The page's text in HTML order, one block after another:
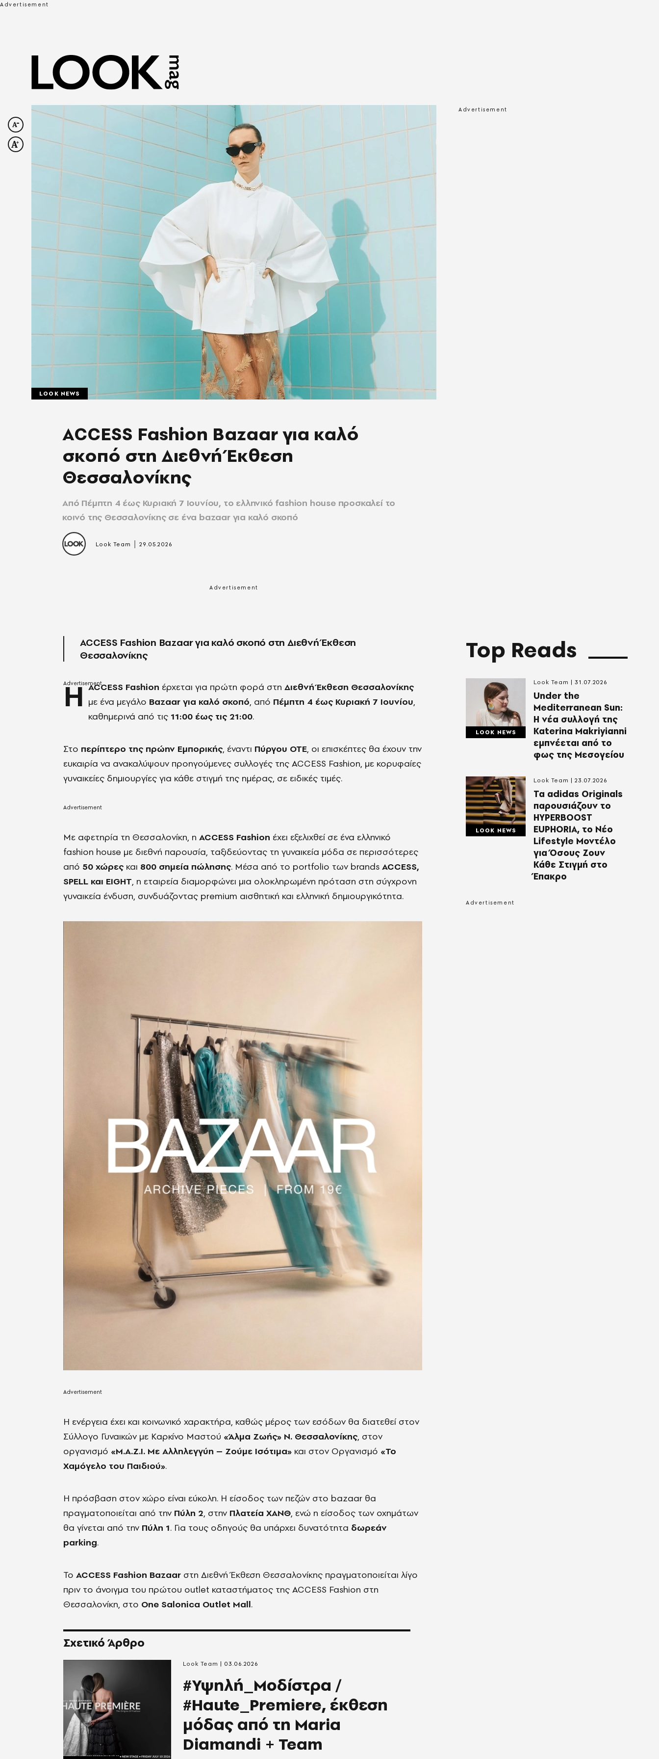
LOOK NEWS
ACCESS Fashion Bazaar για καλό
σκοπό στη Διεθνή Έκθεση
Θεσσαλονίκης
Από Πέμπτη 4 έως Κυριακή 7 Ιουνίου, το ελληνικό fashion house προσκαλεί το
κοινό της Θεσσαλονίκης σε ένα bazaar για καλό σκοπό
Look Team |29.05.2026
ACCESS Fashion Bazaar για καλό σκοπό στη Διεθνή Έκθεση
Θεσσαλονίκης
Η ACCESS Fashion έρχεται για πρώτη φορά στη Διεθνή Έκθεση Θεσσαλονίκης
με ένα μεγάλο Bazaar για καλό σκοπό, από Πέμπτη 4 έως Κυριακή 7 Ιουνίου,
καθημερινά από τις 11:00 έως τις 21:00.
Στο περίπτερο της πρώην Εμπορικής, έναντι Πύργου ΟΤΕ, οι επισκέπτες θα έχουν την
ευκαιρία να ανακαλύψουν προηγούμενες συλλογές της ACCESS Fashion, με κορυφαίες
γυναικείες δημιουργίες για κάθε στιγμή της ημέρας, σε ειδικές τιμές.
Με αφετηρία τη Θεσσαλονίκη, η ACCESS Fashion έχει εξελιχθεί σε ένα ελληνικό
fashion house με διεθνή παρουσία, ταξιδεύοντας τη γυναικεία μόδα σε περισσότερες
από 50 χώρες και 800 σημεία πώλησης. Μέσα από το portfolio των brands ACCESS,
SPELL και EIGHT, η εταιρεία διαμορφώνει μια ολοκληρωμένη πρόταση στη σύγχρονη
γυναικεία ένδυση, συνδυάζοντας premium αισθητική και ελληνική δημιουργικότητα.
Η ενέργεια έχει και κοινωνικό χαρακτήρα, καθώς μέρος των εσόδων θα διατεθεί στον
Σύλλογο Γυναικών με Καρκίνο Μαστού «Άλμα Ζωής» Ν. Θεσσαλονίκης, στον
οργανισμό «Μ.Α.Ζ.Ι. Με Αλληλεγγύη – Ζούμε Ισότιμα» και στον Οργανισμό «Το
Χαμόγελο του Παιδιού».
Η πρόσβαση στον χώρο είναι εύκολη. Η είσοδος των πεζών στο bazaar θα
πραγματοποιείται από την Πύλη 2, στην Πλατεία ΧΑΝΘ, ενώ η είσοδος των οχημάτων
θα γίνεται από την Πύλη 1. Για τους οδηγούς θα υπάρχει δυνατότητα δωρεάν
parking.
Το ACCESS Fashion Bazaar στη Διεθνή Έκθεση Θεσσαλονίκης πραγματοποιείται λίγο
πριν το άνοιγμα του πρώτου outlet καταστήματος της ACCESS Fashion στη
Θεσσαλονίκη, στο One Salonica Outlet Mall.
Σχετικό Άρθρο
#Υψηλή_Μοδίστρα /
#Haute_Premiere, έκθεση
μόδας από τη Maria
Diamandi + Team
Look Team 03.06.2026
Top Reads
LOOK NEWS
Under the
Mediterranean Sun:
Η νέα συλλογή της
Katerina Makriyianni
εμπνέεται από το
φως της Μεσογείου
Look Team 31.07.2026
LOOK NEWS
Τα adidas Originals
παρουσιάζουν το
HYPERBOOST
EUPHORIA, το Νέο
Lifestyle Μοντέλο
για Όσους Ζουν
Κάθε Στιγμή στο
Έπακρο
Look Team 23.07.2026